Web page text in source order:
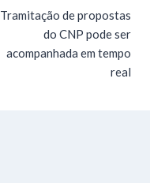
Tramitação de propostas
do CNP pode ser
acompanhada em tempo
real